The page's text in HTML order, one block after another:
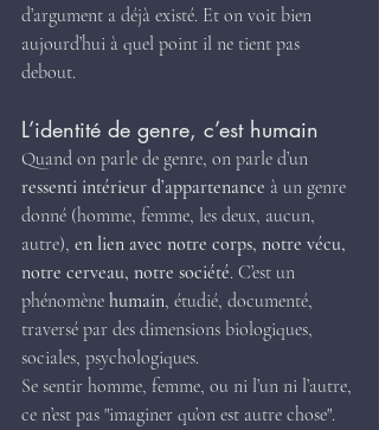
d’argument a déjà existé. Et on voit bien
aujourd’hui à quel point il ne tient pas
debout.
L’identité de genre, c’est humain
Quand on parle de genre, on parle d’un
ressenti intérieur d’appartenance à un genre
donné (homme, femme, les deux, aucun,
autre), en lien avec notre corps, notre vécu,
notre cerveau, notre société. C’est un
phénomène humain, étudié, documenté,
traversé par des dimensions biologiques,
sociales, psychologiques.
Se sentir homme, femme, ou ni l’un ni l’autre,
ce n’est pas "imaginer qu’on est autre chose".